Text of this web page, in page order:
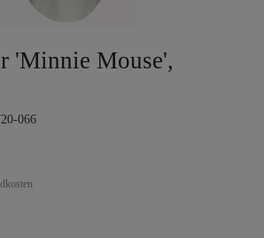
'Minnie Mouse',
066